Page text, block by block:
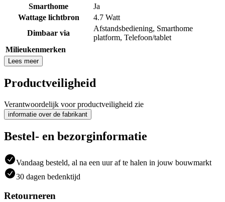
Smarthome
Ja
Wattage lichtbron
4.7 Watt
Dimbaar via
Afstandsbediening, Smarthome
platform, Telefoon/tablet
Milieukenmerken
Lees meer
Productveiligheid
Verantwoordelijk voor productveiligheid zie
informatie over de fabrikant
Bestel- en bezorginformatie
Vandaag besteld, al na een uur af te halen in jouw bouwmarkt
30 dagen bedenktijd
Retourneren